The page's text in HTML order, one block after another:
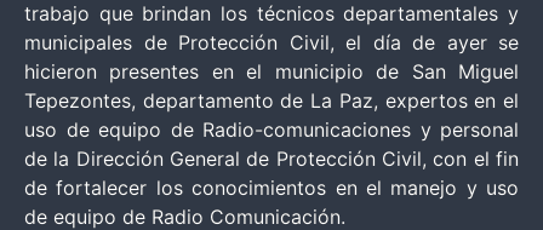
trabajo que brindan los técnicos departamentales y
municipales de Protección Civil, el día de ayer se
hicieron presentes en el municipio de San Miguel
Tepezontes, departamento de La Paz, expertos en el
uso de equipo de Radio-comunicaciones y personal
de la Dirección General de Protección Civil, con el fin
de fortalecer los conocimientos en el manejo y uso
de equipo de Radio Comunicación.